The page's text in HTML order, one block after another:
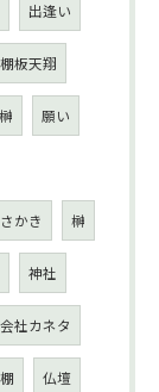
出逢い
板天翔
願い
さかき 榊
神社
社カネタ
仏壇